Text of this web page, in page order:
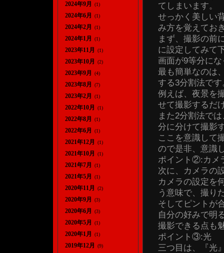
てしまいます。
せっかく美しい
み方を覚えてお
まず、撮影の前
に設定してみて
画面が9等分に
最も簡単なのは
する3分割法です
例えば、夜景を
せて撮影するだ
また2分割法で
分に分けて撮影
ここを意識して
ので是非、意識
ポイント②:カメ
次に、カメラの
カメラの設定を
う意味で、撮り
そしてピントが
自分の好みで明
撮影できる点も
ポイント③:光
三つ目は、『光
2024年9月 (1)
2024年6月 (1)
2024年2月 (1)
2024年1月 (1)
2023年11月 (1)
2023年10月 (2)
2023年9月 (4)
2023年8月 (7)
2023年2月 (1)
2022年10月 (1)
2022年8月 (1)
2022年6月 (1)
2021年12月 (1)
2021年10月 (1)
2021年7月 (1)
2021年5月 (1)
2020年11月 (2)
2020年9月 (3)
2020年6月 (3)
2020年5月 (1)
2020年1月 (1)
2019年12月 (9)